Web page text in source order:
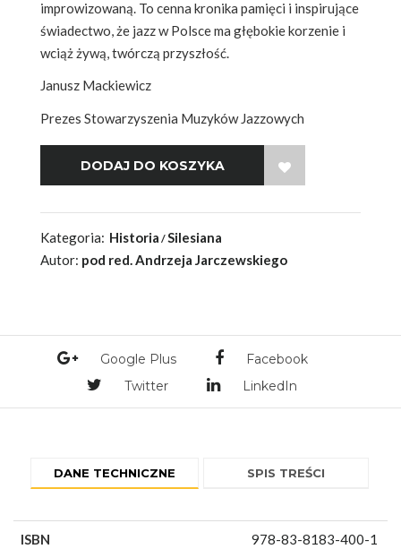
improwizowaną. To cenna kronika pamięci i inspirujące
świadectwo, że jazz w Polsce ma głębokie korzenie i
wciąż żywą, twórczą przyszłość.
Janusz Mackiewicz
Prezes Stowarzyszenia Muzyków Jazzowych
WISH LIST
Kategoria: Historia Silesiana
Autor: pod red. Andrzeja Jarczewskiego
Google Plus
Facebook
Twitter
LinkedIn
DANE TECHNICZNE SPIS TREŚCI
ISBN 978-83-8183-400-1